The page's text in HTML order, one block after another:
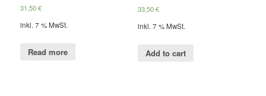
31,50€
inkl. 7 % MwSt.
Read more
33,50€
inkl. 7 % MwSt.
Add to cart